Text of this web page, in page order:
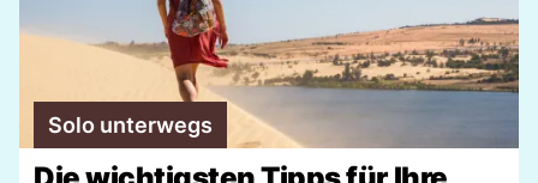
Solo unterwegs